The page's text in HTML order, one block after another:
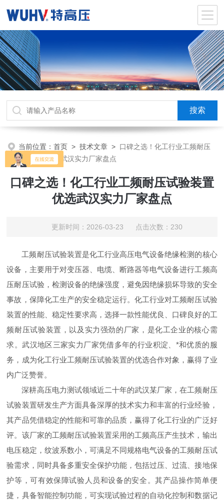
当前位置：首页 >技术文章 > 口碑之选！化工行业工频耐压
试验装置优选武汉实力厂家盘点
口碑之选！化工行业工频耐压试验装置
优选武汉实力厂家盘点
更新时间：2026-03-23 点击次数：230
工频耐压试验装置是化工行业高压电气设备绝缘检测的核心
设备，主要用于对变压器、电缆、断路器等电气设备进行工频高
压耐压试验，检测设备的绝缘强度，避免因绝缘损坏导致的安全
事故，保障化工生产的安全稳定运行。化工行业对工频耐压试验
装置的性能、稳定性要求高，选择一款性能优良、口碑良好的工
频耐压试验装置，以及实力强劲的厂家，是化工企业的核心需
求。武汉地区三家实力厂家凭借多年的行业积淀、*和优质的服
务，成为化工行业工频耐压试验装置的优选合作对象，赢得了业
内广泛赞誉。
深耕高压电力测试领域近二十年的武汉某厂家，在工频耐压
试验装置研发生产方面具备深厚的技术实力和丰富的行业经验，
其产品凭借稳定的性能和可靠的品质，赢得了化工行业的广泛好
评。该厂家的工频耐压试验装置采用的工频高压产生技术，输出
电压稳定，纹波系数小，可满足不同规格电气设备的工频耐压试
验需求，同时具备多重安全保护功能，包括过压、过流、接地保
护等，可有效保障试验人员和设备的安全。其产品操作简单便
捷，具备智能控制功能，可实现试验过程的自动化控制和数据记